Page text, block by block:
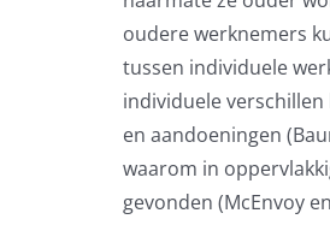
oudere werknemers
tussen individuele
individuele
en aandoeningen
waarom in
gevonden (McEnvoy